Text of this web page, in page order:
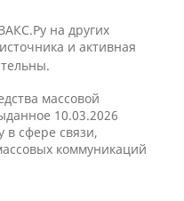
на других
и активная
массовой
10.03.2026
в сфере связи,
коммуникаций